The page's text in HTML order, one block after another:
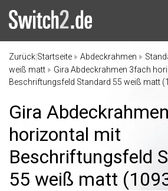
Zurück Startseite Abdeckrahmen
weiß matt
Gira Abdeckrahmen 3fach
Beschriftungsfeld Standard 55 weiß matt
Gira
horizontal mit
Beschriftungsfeld
55 weiß matt